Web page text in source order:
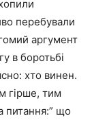
перебували
аргумент
в боротьбі
хто винен.
гірше, тим
питання:” що